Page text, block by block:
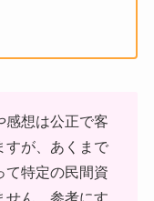
感想は公正で客
すが、あくまで
て特定の民間資
せん。参考にす